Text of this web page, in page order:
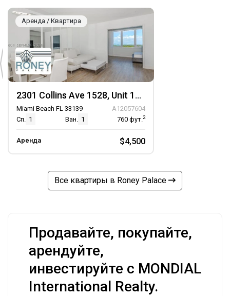
Аренда / Квартира
2301 Collins Ave 1528, Unit 1528
Miami Beach FL 33139
A12057604
Сп. 1 Ван. 1 760 фут.2
Аренда $4,500
Все квартиры в Roney Palace
Продавайте, покупайте,
арендуйте,
инвестируйте с MONDIAL
International Realty.